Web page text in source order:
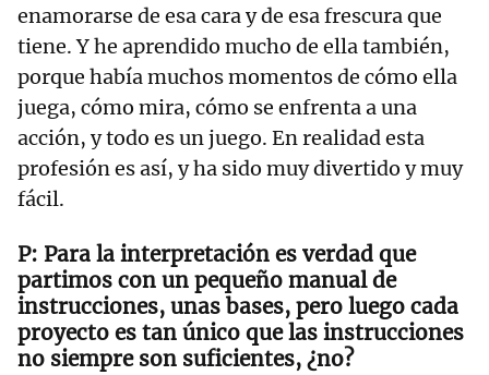
enamorarse de esa cara y de esa frescura que
tiene. Y he aprendido mucho de ella también,
porque había muchos momentos de cómo ella
juega, cómo mira, cómo se enfrenta a una
acción, y todo es un juego. En realidad esta
profesión es así, y ha sido muy divertido y muy
fácil.
Para la interpretación es verdad que
partimos con un pequeño manual de
instrucciones, unas bases, pero luego cada
proyecto es tan único que las instrucciones
no siempre son suficientes, ¿no?